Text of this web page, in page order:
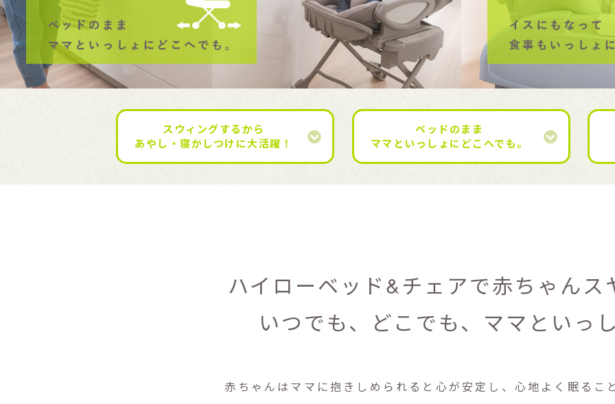
スウィングするから
あやし・寝かしつけに大活躍！
ベッドのまま
ママといっしょにどこへでも。
ハイローベッド&チェアで赤ちゃんス
いつでも、どこでも、 ママといっし
赤ちゃんはママに抱きしめられると心が安定し、心地よく眠るこ